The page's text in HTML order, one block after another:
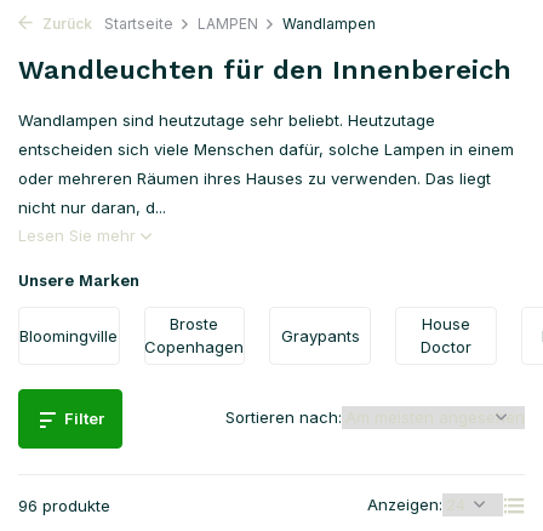
Zurück Startseite LAMPEN Wandlampen
Wandleuchten für den Innenbereich
Wandlampen sind heutzutage sehr beliebt. Heutzutage
entscheiden sich viele Menschen dafür, solche Lampen in einem
oder mehreren Räumen ihres Hauses zu verwenden. Das liegt
nicht nur daran, d...
Lesen Sie mehr
Unsere Marken
Bloomingville
Broste
Copenhagen
Graypants
House
Doctor
Filter
96 produkte Anzeigen:
Sortieren nach: